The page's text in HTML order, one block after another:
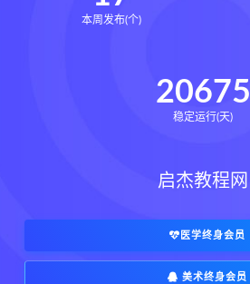
本周发布(个)
20675
稳定运行(天)
启杰教程网
医学终身会员
美术终身会员